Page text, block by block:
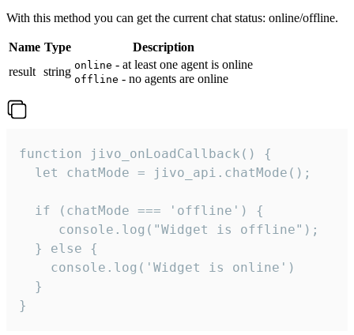
With this method you can get the current chat status: online/offline.
Name Type
Description
result string online - at least one agent is online
offline - no agents are online
function jivo_onLoadCallback() {
  let chatMode = jivo_api.chatMode();
  if (chatMode === 'offline') {
     console.log("Widget is offline");
  } else {
    console.log('Widget is online')
  }
}